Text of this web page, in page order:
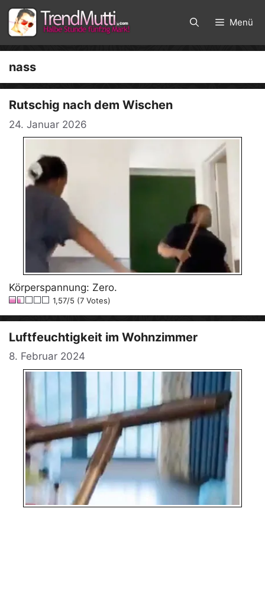
Zum
Inhalt
springen
Menü
nass
Rutschig nach dem Wischen
24. Januar 2026
Körperspannung: Zero.
1,57/5 (7 Votes)
Luftfeuchtigkeit im Wohnzimmer
8. Februar 2024